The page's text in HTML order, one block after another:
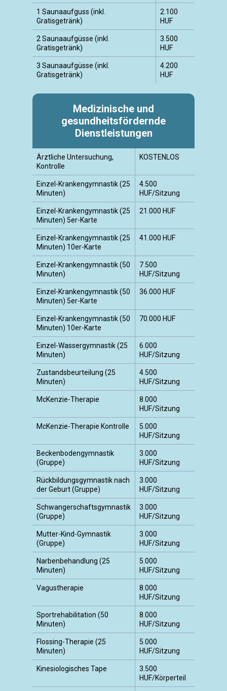
1 Saunaaufguss (inkl.
Gratisgetränk)
2.100
HUF
2 Saunaaufgüsse (inkl.
Gratisgetränk)
3.500
HUF
3 Saunaaufgüsse (inkl.
Gratisgetränk)
4.200
HUF
Medizinische und
gesundheitsfördernde
Dienstleistungen
Ärztliche Untersuchung,
Kontrolle
KOSTENLOS
Einzel-Krankengymnastik (25
Minuten)
4.500
HUF/Sitzung
Einzel-Krankengymnastik (25
Minuten) 5er-Karte
21.000 HUF
Einzel-Krankengymnastik (25
Minuten) 10er-Karte
41.000 HUF
Einzel-Krankengymnastik (50
Minuten)
7.500
HUF/Sitzung
Einzel-Krankengymnastik (50
Minuten) 5er-Karte
36.000 HUF
Einzel-Krankengymnastik (50
Minuten) 10er-Karte
70.000 HUF
Einzel-Wassergymnastik (25
Minuten)
6.000
HUF/Sitzung
Zustandsbeurteilung (25
Minuten)
4.500
HUF/Sitzung
McKenzie-Therapie
8.000
HUF/Sitzung
McKenzie-Therapie Kontrolle
5.000
HUF/Sitzung
Beckenbodengymnastik
(Gruppe)
3.000
HUF/Sitzung
Rückbildungsgymnastik nach
der Geburt (Gruppe)
3.000
HUF/Sitzung
Schwangerschaftsgymnastik
(Gruppe)
3.000
HUF/Sitzung
Mutter-Kind-Gymnastik
(Gruppe)
3.000
HUF/Sitzung
Narbenbehandlung (25
Minuten)
5.000
HUF/Sitzung
Vagustherapie
8.000
HUF/Sitzung
Sportrehabilitation (50
Minuten)
8.000
HUF/Sitzung
Flossing-Therapie (25
Minuten)
5.000
HUF/Sitzung
Kinesiologisches Tape
3.500
HUF/Körperteil